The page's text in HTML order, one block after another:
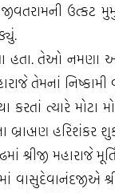
ઉત્કટ
હતા. તેઓ નમણા
તેમનાં
ત્યારે મોટા
બ્રાહ્મણ હરિશંકર
મહારાજે
વાસુદેવાનંદજીએ